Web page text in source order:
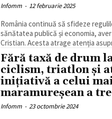
Infomm - 12 februarie 2025
România continuă să sfideze
sănătatea publică și economia,
Cristian. Acesta atrage atenția
Fără taxă de drum
ciclism, triatlon și
inițiativă a celui
maramureșean a
Infomm - 23 octombrie 2024